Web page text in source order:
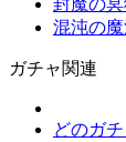
封魔の
混沌の
ガチャ関連
どのガ